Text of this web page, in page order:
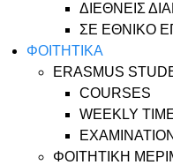
ΔΙΕΘΝΕΙΣ
ΣΕ ΕΘΝΙΚΟ
ΦΟΙΤΗΤΙΚΑ
ERASMUS
COURSES
WEEKLY
ΦΟΙΤΗΤΙΚΗ